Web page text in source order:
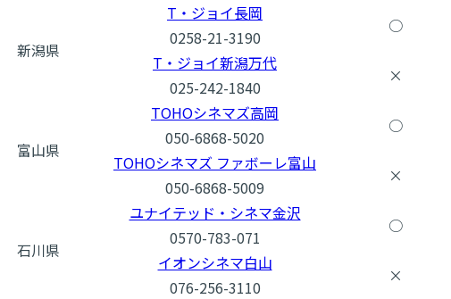
新潟県
T・ジョイ長岡
○
0258-21-3190
T・ジョイ新潟万代
×
025-242-1840
富山県
TOHOシネマズ高岡
○
050-6868-5020
TOHOシネマズ ファボーレ富山
×
050-6868-5009
石川県
ユナイテッド・シネマ金沢
○
0570-783-071
イオンシネマ白山
×
076-256-3110